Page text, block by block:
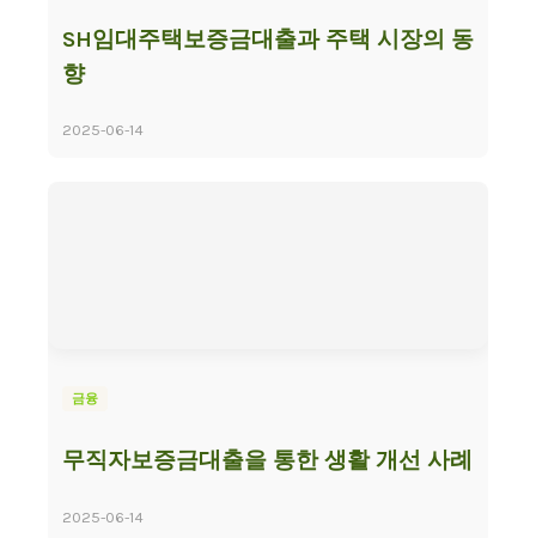
SH임대주택보증금대출과 주택 시장의 동
향
2025-06-14
금융
무직자보증금대출을 통한 생활 개선 사례
2025-06-14